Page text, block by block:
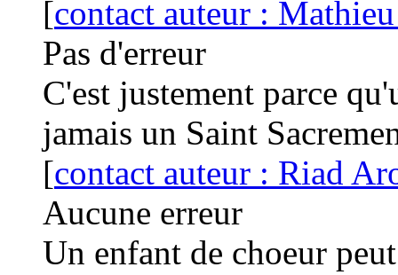
[contact auteur :
Pas d'erreur
C'est justement parce
jamais un Saint
[contact auteur : Riad
Aucune erreur
Un enfant de choeur